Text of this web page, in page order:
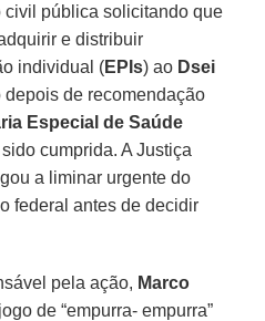
civil pública solicitando que
e distribuir
individual (EPIs) ao Dsei
de recomendação
Especial de Saúde
cumprida. A Justiça
a liminar urgente do
federal antes de decidir
pela ação, Marco
de “empurra- empurra”